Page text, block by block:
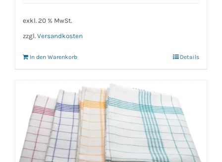
exkl. 20 % MwSt.
zzgl. Versandkosten
In den Warenkorb Details